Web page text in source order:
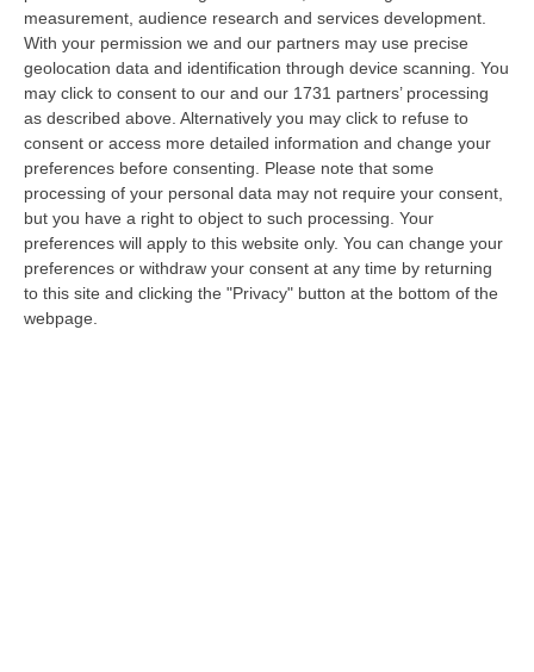
measurement, audience research and services development.
With your permission we and our partners may use precise
geolocation data and identification through device scanning. You
may click to consent to our and our 1731 partners’ processing
as described above. Alternatively you may click to refuse to
consent or access more detailed information and change your
preferences before consenting.
Please note that some
processing of your personal data may not require your consent,
but you have a right to object to such processing. Your
preferences will apply to this website only. You can change your
preferences or withdraw your consent at any time by returning
to this site and clicking the "Privacy" button at the bottom of the
webpage.
stato arrestato dai carabinieri a Cinquefrondi perché accusato del t…
05 Agosto, 22:07
Ciclovia Dei Parchi Della Calabria: Al Via La Messa In Sicurezza
Del Tratto Fabrizia – Serra San Bruno
“SERRA SAN BRUNO Partono i lavori di riqualificazione e miglioramento
della sicurezza lungo la Ciclovia dei Parchi della Calabria, concentra…
05 Agosto, 21:56
Tari, Senese: «Rendere Efficiente Il Sistema Per Ridurre I Costi
Per I Cittadini E Aumentare I Salari»
“CATANZARO A Lamezia Terme la Tari aumenta del 6,2% per le famiglie e